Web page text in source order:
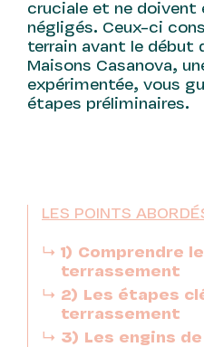
cruciale et ne doivent
négligés. Ceux-ci
terrain avant le début
Maisons Casanova,
expérimentée, vous
étapes préliminaires.
LES POINTS
1) Comprendre
terrassement
2) Les étapes
terrassement
3) Les engins